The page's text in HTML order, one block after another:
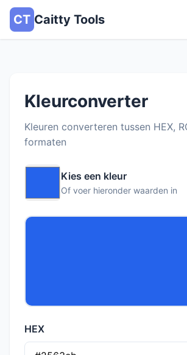
CT Caitty Tools
Kleurconverter
Kleuren converteren tussen HEX,
formaten
Kies een kleur
Of voer hieronder waarden in
HEX